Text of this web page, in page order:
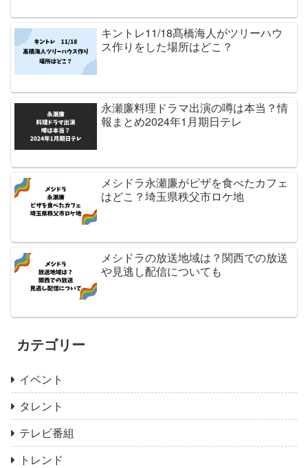
キントレ11/18髙橋海人がツリーハウ
ス作りをした場所はどこ？
永瀬廉料理ドラマ出演の噂は本当？情
報まとめ2024年1月期日テレ
メシドラ永瀬廉がピザを食べたカフェ
はどこ？埼玉県秩父市ロケ地
メシドラの放送地域は？関西での放送
や見逃し配信についても
カテゴリー
イベント
タレント
テレビ番組
トレンド